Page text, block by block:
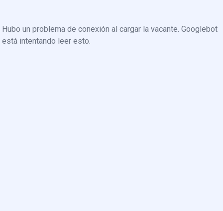
Hubo un problema de conexión al cargar la vacante. Googlebot
está intentando leer esto.